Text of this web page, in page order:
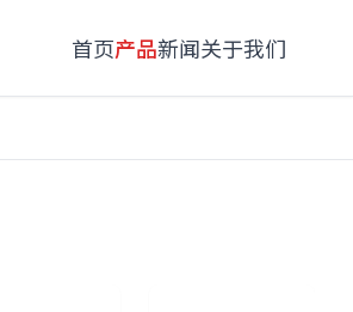
首页产品新闻关于我们